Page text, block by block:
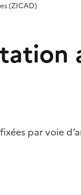
(ZICAD)
par voie